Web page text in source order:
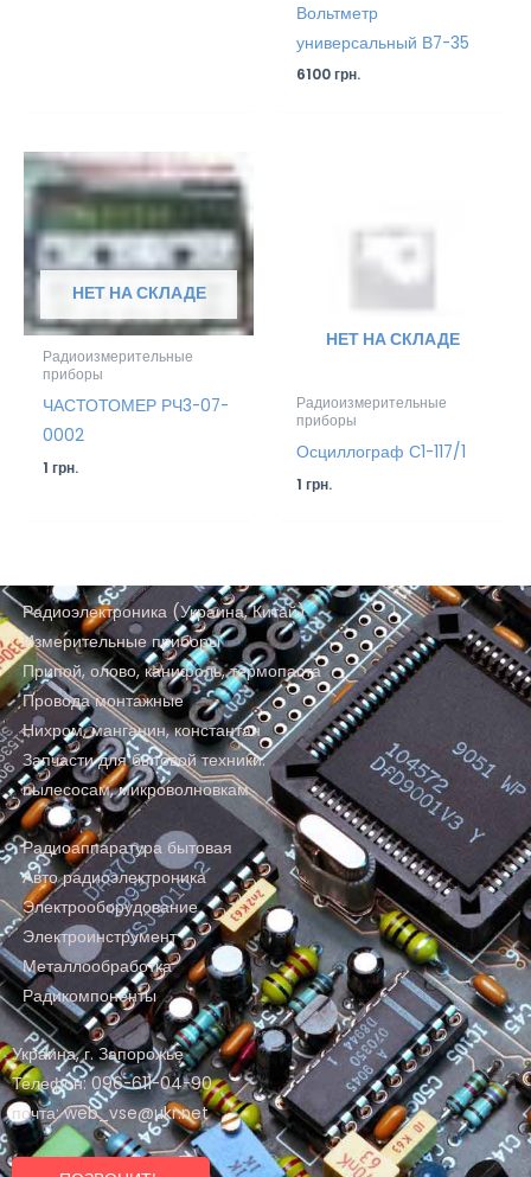
Вольтметр
универсальный В7-35
6100грн.
НЕТ НА СКЛАДЕ
Радиоизмерительные
приборы
ЧАСТОТОМЕР РЧ3-07-
0002
1грн.
НЕТ НА СКЛАДЕ
Радиоизмерительные
приборы
Осциллограф С1-117/1
1грн.
Радиоэлектроника (Украина, Китай)
Измерительные приборы
Припой, олово, канифоль, термопаста
Провода монтажные
Нихром, манганин, константан
Запчасти для бытовой техники:
пылесосам, микроволновкам
Радиоаппаратура бытовая
Авто радиоэлектроника
Электрооборудование
Электроинструмент
Металлообработка
Радикомпоненты
Украина, г. Запорожье
Телефон: 096-611-04-90
почта: web_vse@ukr.net